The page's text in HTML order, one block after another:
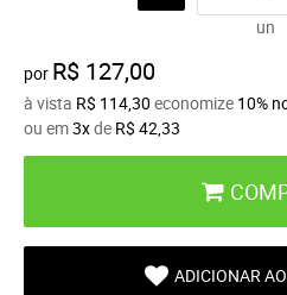
un
por R$ 127,00
à vista R$ 114,30 economize 10%
ou em3xde R$ 42,33
ADICIONAR